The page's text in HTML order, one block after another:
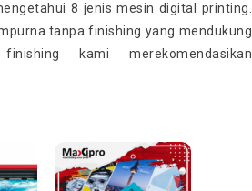
8 jenis mesin digital printing.
tanpa finishing yang mendukung
kami merekomendasikan